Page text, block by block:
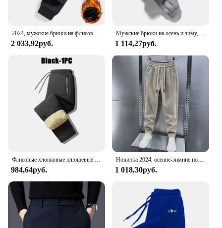
2024, мужские брюки на флисовой подкладке, теплые спортивные спортивные штаны, мужские зимние брюки для бега, спортивная одежда, большой размер, большой плюс, толстый
2 033,92руб.
Мужские брюки на осень и зиму, утепленные с флисом для улицы, повседневные брюки, теплые спортивные брюки из овечьей шерсти
1 114,27руб.
Флисовые хлопковые плюшевые брюки мужские джоггеры повседневные зимние теплые толстые спортивные брюки из овечьей шерсти мужские брюки большого размера
984,64руб.
Новинка 2024, осенне-зимние повседневные брюки, шаровары с эластичной резинкой на талии для мужчин, модные спортивные вельветовые флисовые брюки для бега, мешковатые брюки
1 018,30руб.